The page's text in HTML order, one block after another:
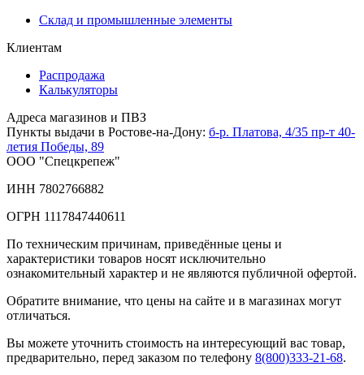
Склад и промышленные элементы
Клиентам
Распродажа
Калькуляторы
Адреса магазинов и ПВЗ
Пункты выдачи в Ростове-на-Дону: б-р. Платова, 4/35 пр-т 40-
летия Победы, 89
ООО "Спецкрепеж"
ИНН 7802766882
ОГРН 1117847440611
По техническим причинам, приведённые цены и
характеристики товаров носят исключительно
ознакомительный характер и не являются публичной офертой.
Обратите внимание, что цены на сайте и в магазинах могут
отличаться.
Вы можете уточнить стоимость на интересующий вас товар,
предварительно, перед заказом по телефону 8(800)333-21-68.